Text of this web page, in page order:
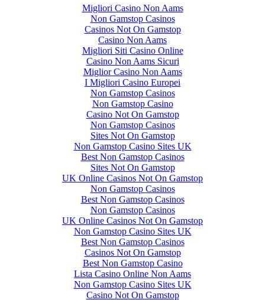
Migliori Casino Non Aams
Non Gamstop Casinos
Casinos Not On Gamstop
Casino Non Aams
Migliori Siti Casino Online
Casino Non Aams Sicuri
Miglior Casino Non Aams
I Migliori Casino Europei
Non Gamstop Casinos
Non Gamstop Casino
Casino Not On Gamstop
Non Gamstop Casinos
Sites Not On Gamstop
Non Gamstop Casino Sites UK
Best Non Gamstop Casinos
Sites Not On Gamstop
UK Online Casinos Not On Gamstop
Non Gamstop Casinos
Best Non Gamstop Casinos
Non Gamstop Casinos
UK Online Casinos Not On Gamstop
Non Gamstop Casino Sites UK
Best Non Gamstop Casinos
Casinos Not On Gamstop
Best Non Gamstop Casino
Lista Casino Online Non Aams
Non Gamstop Casino Sites UK
Casino Not On Gamstop